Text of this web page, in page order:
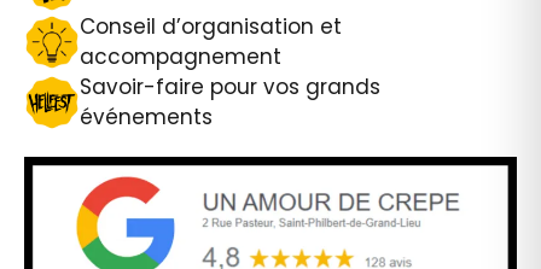
Conseil d’organisation et
accompagnement
Savoir-faire pour vos grands
événements